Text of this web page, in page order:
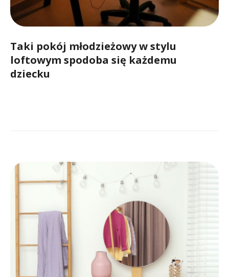
Taki pokój młodzieżowy w stylu
loftowym spodoba się każdemu
dziecku